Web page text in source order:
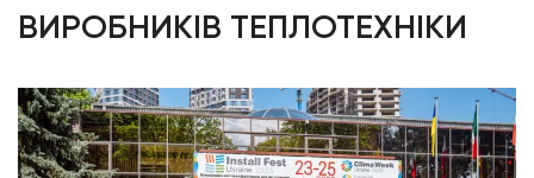
ВИРОБНИКІВ ТЕПЛОТЕХНІКИ